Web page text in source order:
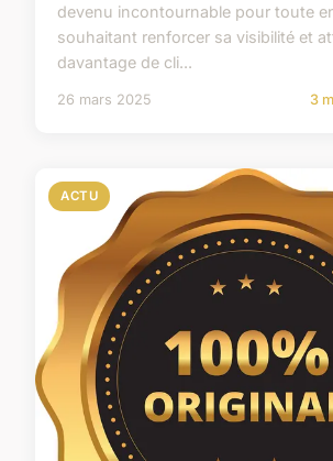
devenu incontournable pour toute
souhaitant renforcer sa visibilité et
davantage de cli...
26 mars 2025 3
ACTU